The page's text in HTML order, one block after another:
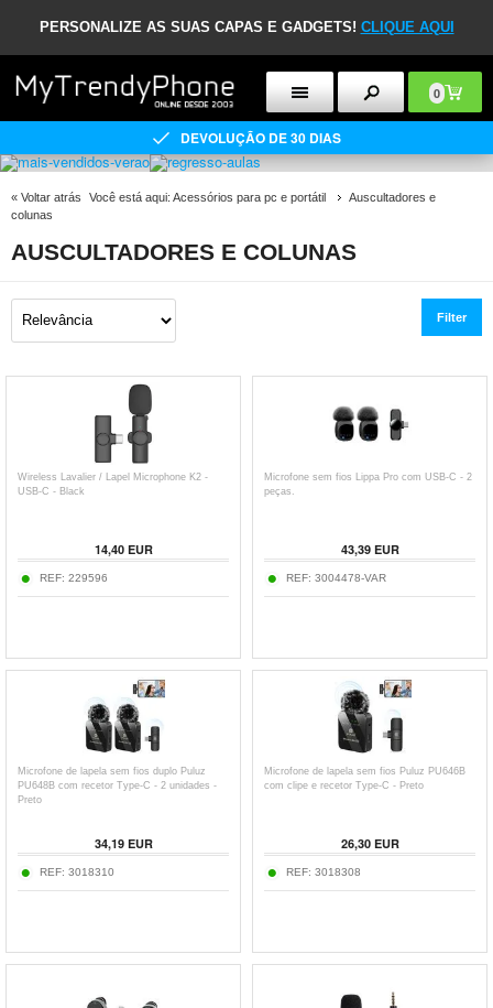
PERSONALIZE AS SUAS CAPAS E GADGETS! CLIQUE AQUI
0
DEVOLUÇÃO DE 30 DIAS
« Voltar atrás Você está aqui: Acessórios para pc e portátil
Auscultadores e
colunas
AUSCULTADORES E COLUNAS
Filter
Wireless Lavalier / Lapel Microphone K2 -
USB-C - Black
14,40EUR
REF: 229596
Microfone sem fios Lippa Pro com USB-C - 2
peças.
43,39EUR
REF: 3004478-VAR
Microfone de lapela sem fios duplo Puluz
PU648B com recetor Type-C - 2 unidades -
Preto
34,19EUR
REF: 3018310
Microfone de lapela sem fios Puluz PU646B
com clipe e recetor Type-C - Preto
26,30EUR
REF: 3018308